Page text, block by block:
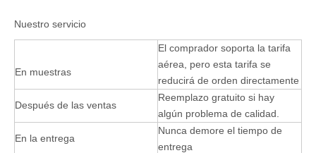
Nuestro servicio
En muestras
El comprador soporta la tarifa
aérea, pero esta tarifa se
reducirá de orden directamente
Después de las ventas
Reemplazo gratuito si hay
algún problema de calidad.
En la entrega
Nunca demore el tiempo de
entrega